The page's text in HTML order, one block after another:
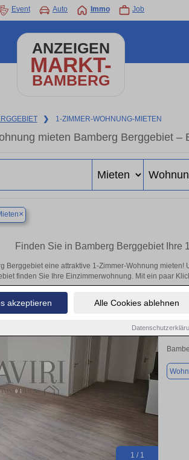
akzeptieren Alle Cookies ablehnen
Event Auto Immo Job
ANZEIGEN
MARKT-
BAMBERG
❯ 1-ZIMMER-WOHNUNG-MIETEN
mieten Bamberg Berggebiet
×
Finden Sie in Bamberg Berggebiet Ihre
Berggebiet eine attraktive 1-Zimmer-Wohnung
finden Sie Ihre Einzimmerwohnung. Mit ein paar
1 / 1